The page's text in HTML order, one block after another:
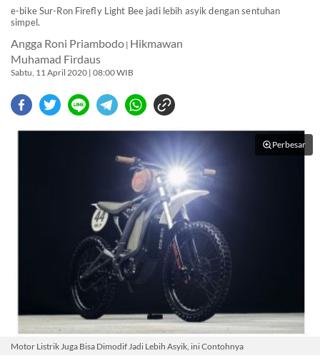
e-bike Sur-Ron Firefly Light Bee jadi lebih asyik dengan sentuhan
simpel.
Angga Roni Priambodo | Hikmawan
Muhamad Firdaus
Sabtu, 11 April 2020 | 08:00 WIB
Perbesar
Motor Listrik Juga Bisa Dimodif Jadi Lebih Asyik, ini Contohnya